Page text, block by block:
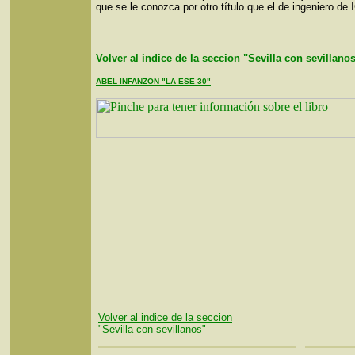
que se le conozca por otro título que el de ingeniero de
Volver al indice de la seccion "Sevilla con
ABEL INFANZON "LA ESE 30"
Volver al indice de la seccion
"Sevilla con sevillanos"